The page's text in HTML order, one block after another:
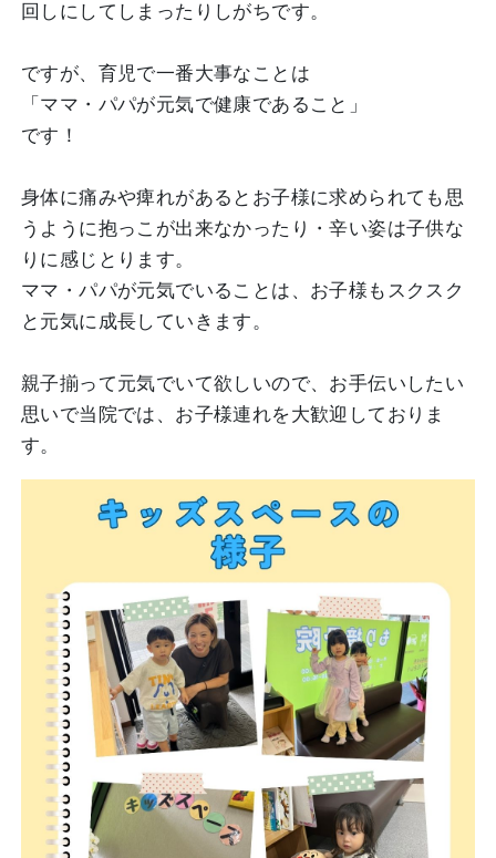
回しにしてしまったりしがちです。
ですが、育児で一番大事なことは
「ママ・パパが元気で健康であること」
です！
身体に痛みや痺れがあるとお子様に求められても思
うように抱っこが出来なかったり・辛い姿は子供な
りに感じとります。
ママ・パパが元気でいることは、お子様もスクスク
と元気に成長していきます。
親子揃って元気でいて欲しいので、お手伝いしたい
思いで当院では、お子様連れを大歓迎しておりま
す。